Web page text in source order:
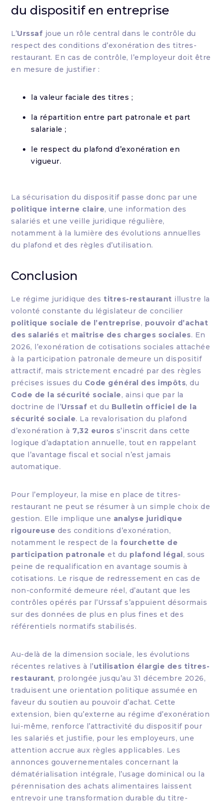
du dispositif en entreprise
L’Urssaf joue un rôle central dans le contrôle du
respect des conditions d’exonération des titres-
restaurant. En cas de contrôle, l’employeur doit être
en mesure de justifier :
la valeur faciale des titres ;
la répartition entre part patronale et part
salariale ;
le respect du plafond d’exonération en
vigueur.
La sécurisation du dispositif passe donc par une
politique interne claire, une information des
salariés et une veille juridique régulière,
notamment à la lumière des évolutions annuelles
du plafond et des règles d’utilisation.
Conclusion
Le régime juridique des titres-restaurant illustre la
volonté constante du législateur de concilier
politique sociale de l’entreprise, pouvoir d’achat
des salariés et maîtrise des charges sociales. En
2026, l’exonération de cotisations sociales attachée
à la participation patronale demeure un dispositif
attractif, mais strictement encadré par des règles
précises issues du Code général des impôts, du
Code de la sécurité sociale, ainsi que par la
doctrine de l’Urssaf et du Bulletin officiel de la
sécurité sociale. La revalorisation du plafond
d’exonération à 7,32 euros s’inscrit dans cette
logique d’adaptation annuelle, tout en rappelant
que l’avantage fiscal et social n’est jamais
automatique.
Pour l’employeur, la mise en place de titres-
restaurant ne peut se résumer à un simple choix de
gestion. Elle implique une analyse juridique
rigoureuse des conditions d’exonération,
notamment le respect de la fourchette de
participation patronale et du plafond légal, sous
peine de requalification en avantage soumis à
cotisations. Le risque de redressement en cas de
non-conformité demeure réel, d’autant que les
contrôles opérés par l’Urssaf s’appuient désormais
sur des données de plus en plus fines et des
référentiels normatifs stabilisés.
Au-delà de la dimension sociale, les évolutions
récentes relatives à l’utilisation élargie des titres-
restaurant, prolongée jusqu’au 31 décembre 2026,
traduisent une orientation politique assumée en
faveur du soutien au pouvoir d’achat. Cette
extension, bien qu’externe au régime d’exonération
lui-même, renforce l’attractivité du dispositif pour
les salariés et justifie, pour les employeurs, une
attention accrue aux règles applicables. Les
annonces gouvernementales concernant la
dématérialisation intégrale, l’usage dominical ou la
pérennisation des achats alimentaires laissent
entrevoir une transformation durable du titre-